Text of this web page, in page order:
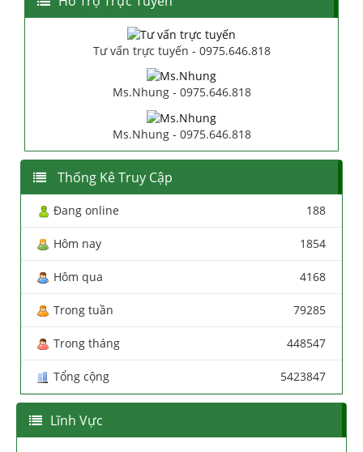
Tư vấn trực tuyến - 0975.646.818
Ms.Nhung - 0975.646.818
Ms.Nhung - 0975.646.818
Thống Kê Truy Cập
Đang online 188
Hôm nay 1854
Hôm qua 4168
Trong tuần 79285
Trong tháng 448547
Tổng cộng 5423847
Lĩnh Vực